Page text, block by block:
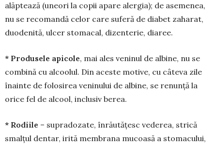
alăptează (uneori la copii apare alergia); de asemenea,
nu se recomandă celor care suferă de diabet zaharat,
duodenită, ulcer stomacal, dizenterie, diaree.
* Produsele apicole, mai ales veninul de albine, nu se
combină cu alcoolul. Din aceste motive, cu câteva zile
înainte de folo­sirea veninului de albine, se renunță la
orice fel de alcool, inclusiv berea.
* Rodiile – supradozate, înrăutățesc vederea, strică
smalțul dentar, irită membrana mucoasă a stomacului,